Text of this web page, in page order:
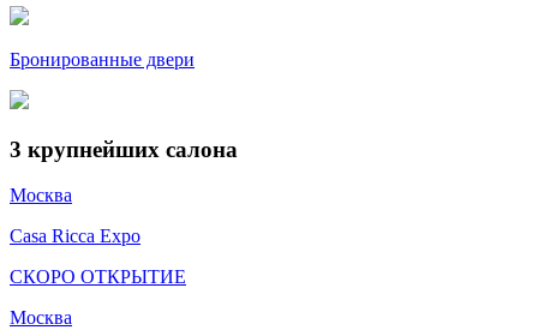
Бронированные двери
3 крупнейших салона
Москва
Casa Ricca Expo
СКОРО ОТКРЫТИЕ
Москва